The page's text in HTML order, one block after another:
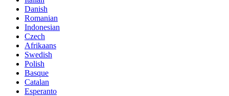
Danish
Romanian
Indonesian
Czech
Afrikaans
Swedish
Polish
Basque
Catalan
Esperanto